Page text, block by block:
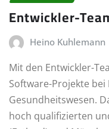
Entwickler-
Heino Kuhlemann
Mit den Entwickler-
Software-Projekte
Gesundheitswesen.
hoch qualifizierten